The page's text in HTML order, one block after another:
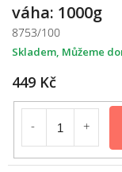
váha: 1000g
8753/100
449 Kč
Skladem